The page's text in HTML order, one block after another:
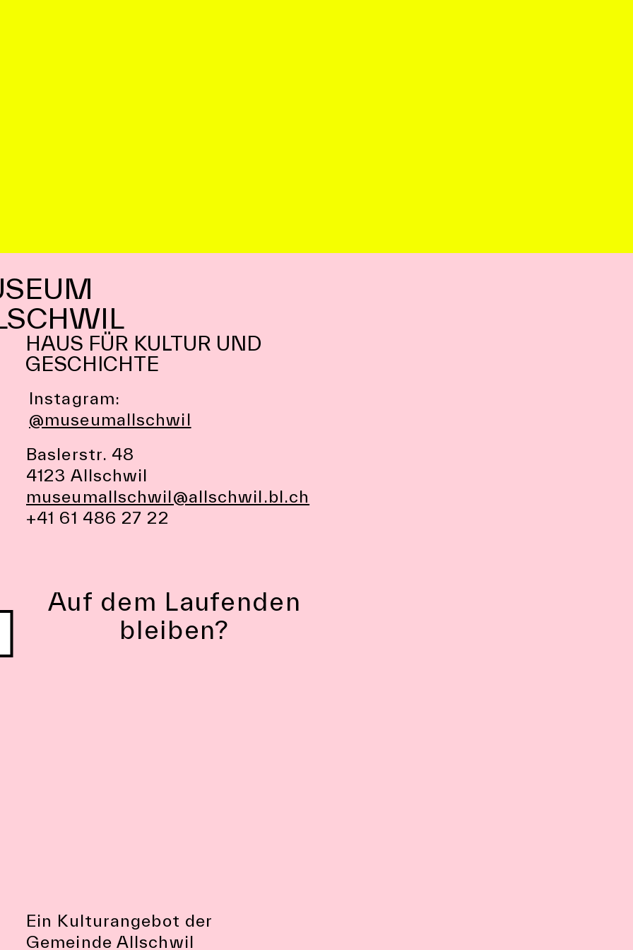
HAUS FÜR KULTUR UND
GESCHICHTE
Instagram:
@museumallschwil
Baslerstr. 48
4123 Allschwil
museumallschwil@allschwil.bl.ch
+41 61 486 27 22
Auf dem Laufenden
bleiben?
Ein Kulturangebot der
Gemeinde Allschwil